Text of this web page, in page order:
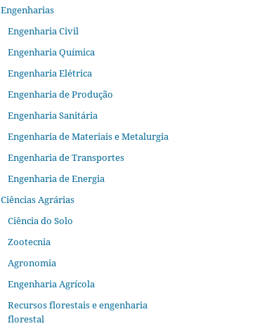
Engenharias
Engenharia Civil
Engenharia Química
Engenharia Elétrica
Engenharia de Produção
Engenharia Sanitária
Engenharia de Materiais e Metalurgia
Engenharia de Transportes
Engenharia de Energia
Ciências Agrárias
Ciência do Solo
Zootecnia
Agronomia
Engenharia Agrícola
Recursos florestais e engenharia
florestal